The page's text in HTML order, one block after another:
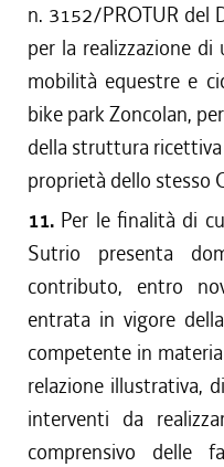
n. 3152/PROTUR del
per la realizzazione
mobilità equestre e
bike park Zoncolan,
della struttura
proprietà dello stesso
11. Per le finalità di
Sutrio presenta
contributo, entro
entrata in vigore
competente in
relazione illustrativa,
interventi da
comprensivo delle